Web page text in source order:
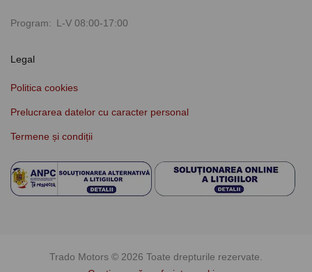
Program L-V 08:00-17:00
Legal
Politica cookies
Prelucrarea datelor cu caracter personal
Termene și condiții
Trado Motors © 2026 Toate drepturile rezervate.